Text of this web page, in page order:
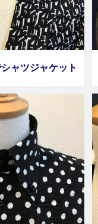
ャツジャケット
した その７